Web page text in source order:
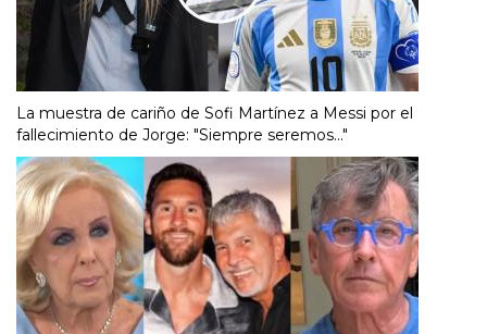
La muestra de cariño de Sofi Martínez a Messi por el
fallecimiento de Jorge: "Siempre seremos..."